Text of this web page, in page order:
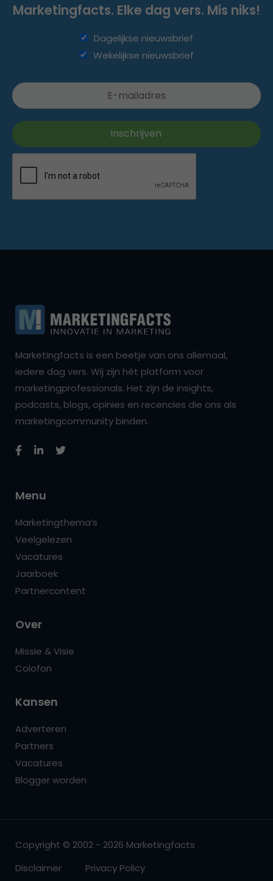
Marketingfacts. Elke dag vers. Mis niks!
Dagelijkse nieuwsbrief
Wekelijkse nieuwsbrief
Marketingfacts is een beetje van ons allemaal,
iedere dag vers. Wij zijn hét platform voor
marketingprofessionals. Het zijn de insights,
podcasts, blogs, opinies en recencies die ons als
marketingcommunity binden.
Menu
Marketingthema’s
Veelgelezen
Vacatures
Jaarboek
Partnercontent
Over
Missie & Visie
Colofon
Kansen
Adverteren
Partners
Vacatures
Blogger worden
Copyright © 2002 - 2026 Marketingfacts
Disclaimer
Privacy Policy